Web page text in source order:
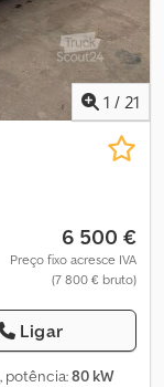
1 / 21
6 500 €
Preço fixo acresce IVA
(7 800 € bruto)
Ligar
, potência:80 kW